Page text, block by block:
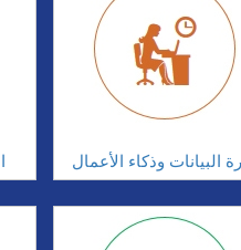
البيانات وذكاء الأعمال